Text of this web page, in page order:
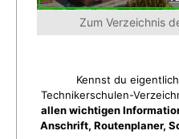
Zum Verzeichnis
Kennst du
Technikerschulen-
allen wichtigen
Anschrift, Routenplaner,